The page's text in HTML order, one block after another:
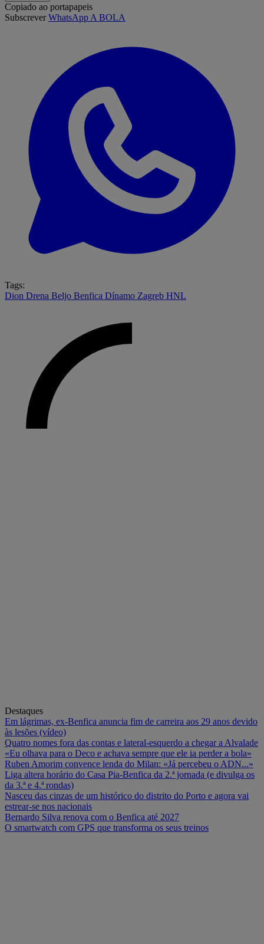
Copiado ao portapapeis
SubscreverWhatsApp A BOLA
Tags:
Dion Drena Beljo Benfica Dínamo Zagreb HNL
Destaques
Em lágrimas, ex-Benfica anuncia fim de carreira aos 29 anos devido
às lesões (vídeo)
Quatro nomes fora das contas e lateral-esquerdo a chegar a Alvalade
«Eu olhava para o Deco e achava sempre que ele ia perder a bola»
Ruben Amorim convence lenda do Milan: «Já percebeu o ADN...»
Liga altera horário do Casa Pia-Benfica da 2.ª jornada (e divulga os
da 3.ª e 4.ª rondas)
Nasceu das cinzas de um histórico do distrito do Porto e agora vai
estrear-se nos nacionais
Bernardo Silva renova com o Benfica até 2027
O smartwatch com GPS que transforma os seus treinos